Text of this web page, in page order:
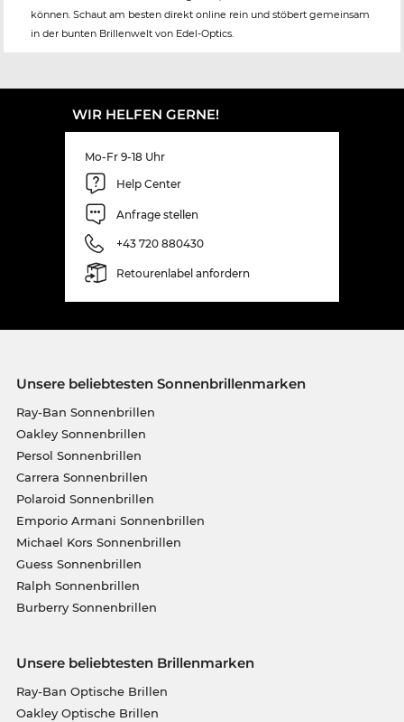
können. Schaut am besten direkt online rein und stöbert gemeinsam
in der bunten Brillenwelt von Edel-Optics.
WIR HELFEN GERNE!
Mo-Fr 9-18 Uhr
Help Center
Anfrage stellen
+43 720 880430
Retourenlabel anfordern
Unsere beliebtesten Sonnenbrillenmarken
Ray-Ban Sonnenbrillen
Oakley Sonnenbrillen
Persol Sonnenbrillen
Carrera Sonnenbrillen
Polaroid Sonnenbrillen
Emporio Armani Sonnenbrillen
Michael Kors Sonnenbrillen
Guess Sonnenbrillen
Ralph Sonnenbrillen
Burberry Sonnenbrillen
Unsere beliebtesten Brillenmarken
Ray-Ban Optische Brillen
Oakley Optische Brillen